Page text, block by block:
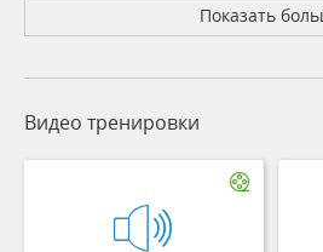
Показать
Видео тренировки